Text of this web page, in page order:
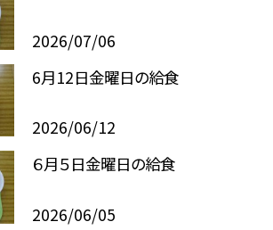
2026/07/06
6月12日金曜日の給食
2026/06/12
６月５日金曜日の給食
2026/06/05